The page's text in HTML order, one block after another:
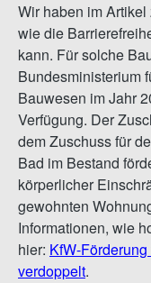
Wir haben im
wie die
kann. Für solche
Bundesministerium
Bauwesen im Jahr
Verfügung. Der
dem Zuschuss für
Bad im Bestand
körperlicher
gewohnten
Informationen, wie
hier: KfW-
verdoppelt.